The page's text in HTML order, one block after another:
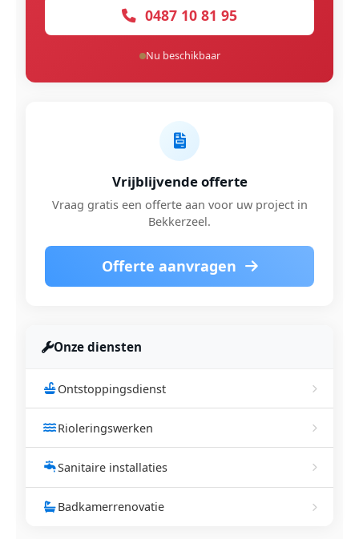
0487 10 81 95
Nu beschikbaar
Vrijblijvende offerte
Vraag gratis een offerte aan voor uw project in
Bekkerzeel.
Offerte aanvragen
Onze diensten
Ontstoppingsdienst
Rioleringswerken
Sanitaire installaties
Badkamerrenovatie